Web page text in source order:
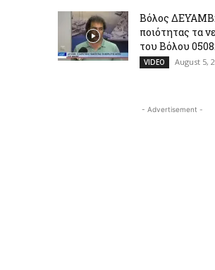
Βόλος ΔΕΥΑΜΒ:
ποιότητας τα
του Βόλου
VIDEO August 5,
- Advertisement -